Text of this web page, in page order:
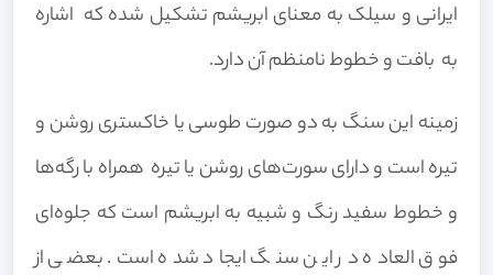
ایرانی و سیلک به معنای ابریشم تشکیل شده که اشاره
به بافت و خطوط نامنظم آن دارد.
زمینه این سنگ به دو صورت طوسی یا خاکستری روشن و
تیره است و دارای سورت‌های روشن یا تیره همراه با رگه‌ها
و خطوط سفید رنگ و شبیه به ابریشم است که جلوه‌ای
فوق العاده در این سنگ ایجاد شده است. بعضی از